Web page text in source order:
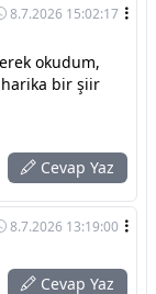
8.7.2026 15:02:17
okudum,
bir şiir
Cevap Yaz
8.7.2026 13:19:00
Cevap Yaz